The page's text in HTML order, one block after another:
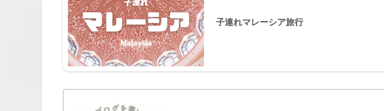
子連れマレーシア旅行